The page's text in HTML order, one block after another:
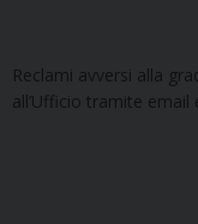
Reclami avversi alla
all’Ufficio tramite